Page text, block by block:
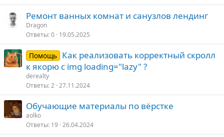
Ремонт ванных комнат и санузлов лендинг
Dragon
Ответы 0 19.05.2025
Помощь Как реализовать корректный скролл
к якорю с img loading="lazy" ?
derealty
Ответы 2 27.11.2024
Обучающие материалы по вёрстке
aolko
Ответы 19 26.04.2024